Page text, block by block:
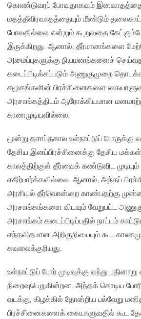
கொண்டுவரப் போவதாகவும்
மதத்தீவிரவாதத்தையும் மீண்டும்
போவதில்லை என்றும் கூறுவதை
இருக்கிறது. ஆனால், தீர்மானங்களை
அமைப்புகளுக்கு நியமனங்களைச்
கடைப்பிடிக்கப்படும் அணுகுமுறை
சமூகங்களின் பிரச்சினைகளை
அரசாங்கத்திடம் ஆரோக்கியமான
காணமுடியவில்லை.
மூன்று தசாப்தகால உள்நாட்டுப் போருக்கு
தேசிய இனப்பிரச்சினைக்கு தேசிய மக்கள்
காலத்திற்குள் தீர்வைக் கண்டுவிட
எதிர்பார்க்கவில்லை. ஆனால், அந்தப்
அரசியல் தீர்வொன்றை காண்பதற்கு
அரசாங்கங்களை விடவும் வேறுபட்ட
அரசாங்கம் கடைப்பிடிப்பதில் நாட்டம்
எந்தவிதமான அறிகுறியையும் கூட
கவலைக்குரியது.
உள்நாட்டுப் போர் முடிவுக்கு வந்து
நிறைவுபெறுகின்றன. அந்தக் கொடிய
வடக்கு, கிழக்கில் தோன்றிய பல்வேறு
பிரச்சினைகளைக் கையாளுவதில் கூட